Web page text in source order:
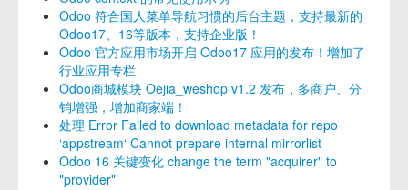
Odoo 符合国人菜单导航习惯的后台主题，支持最新的
Odoo17、16等版本，支持企业版！
Odoo 官方应用市场开启 Odoo17 应用的发布！增加了
行业应用专栏
Odoo商城模块 Oejia_weshop v1.2 发布，多商户、分
销增强，增加商家端！
处理 Error Failed to download metadata for repo
‘appstream‘ Cannot prepare internal mirrorlist
Odoo 16 关键变化 change the term "acquirer" to
"provider"